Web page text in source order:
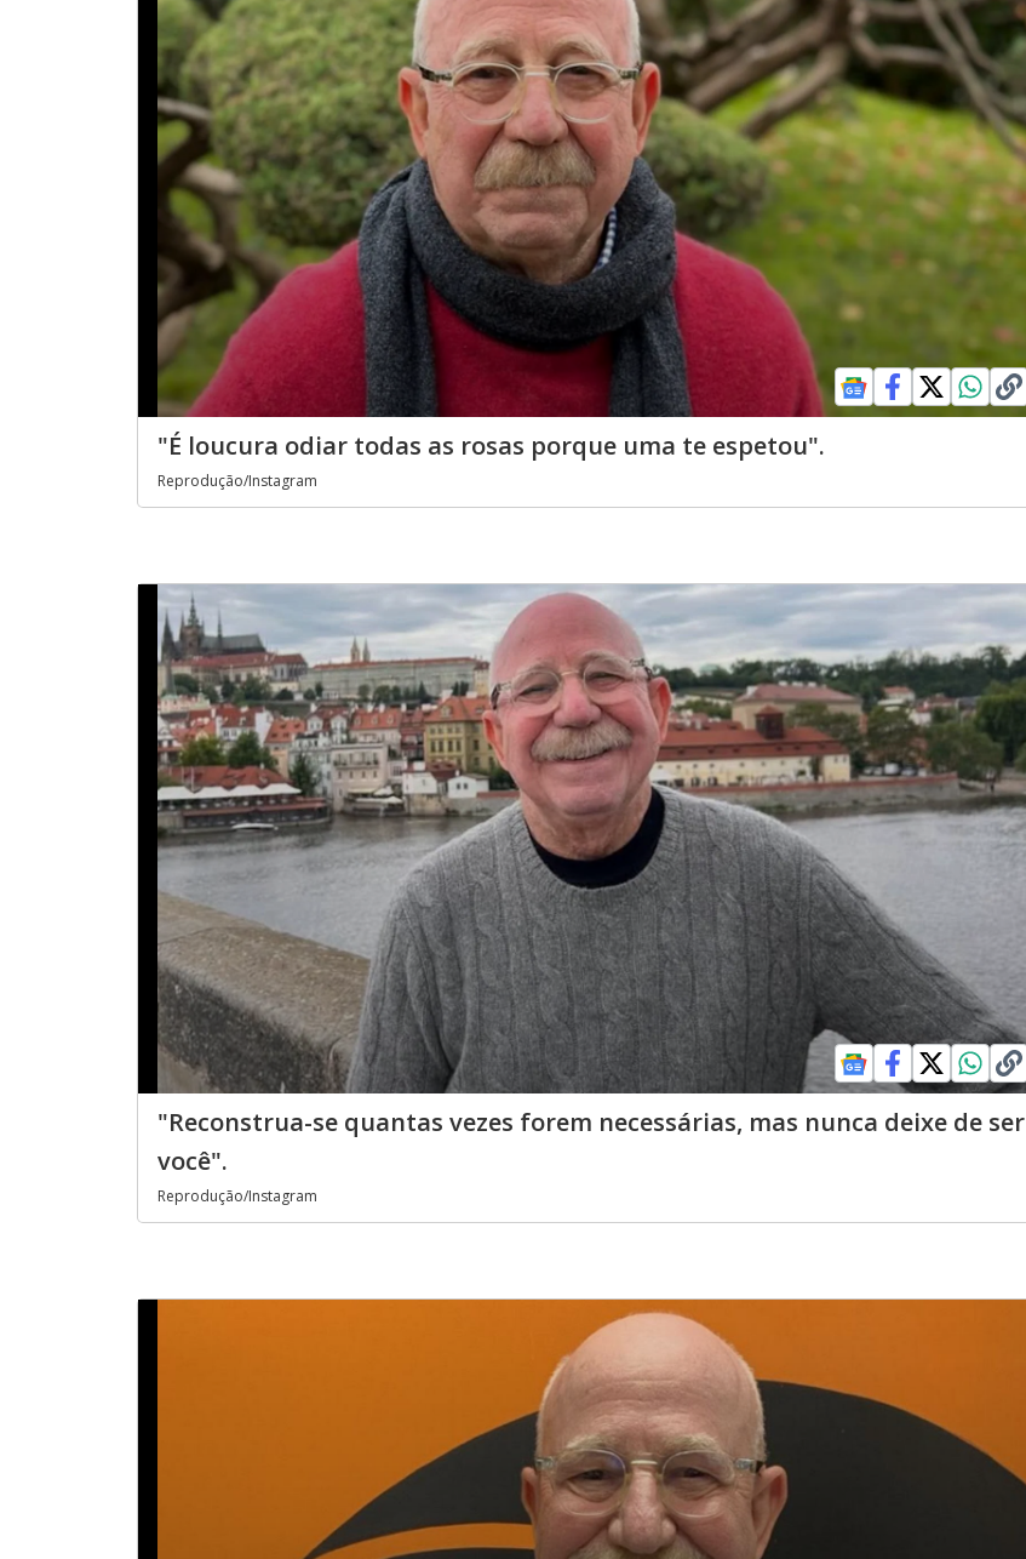
"É loucura odiar todas as rosas porque uma te espetou".
Reprodução/Instagram
"Reconstrua-se quantas vezes forem necessárias, mas nunca deixe de ser
você".
Reprodução/Instagram